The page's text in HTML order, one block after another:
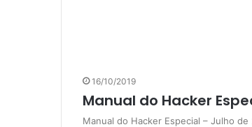
16/10/2019
Manual do Hacker
Manual do Hacker Especial – Julho